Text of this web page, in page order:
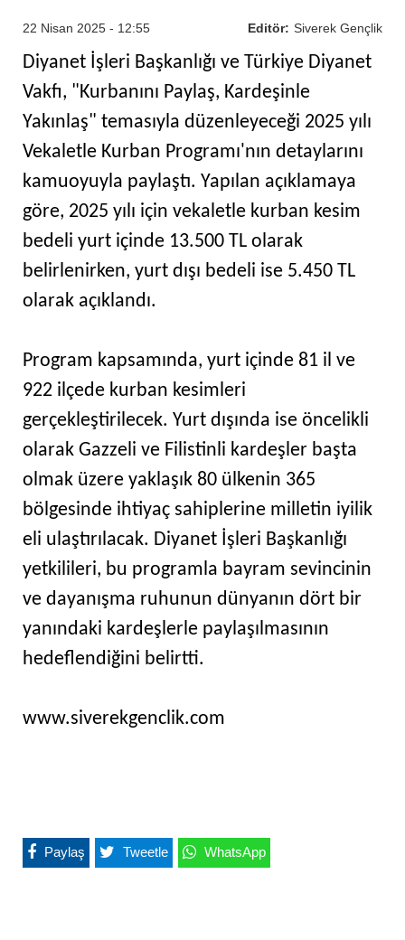
Editör: Siverek Gençlik
22 Nisan 2025 - 12:55
Diyanet İşleri Başkanlığı ve Türkiye Diyanet
Vakfı, "Kurbanını Paylaş, Kardeşinle
Yakınlaş" temasıyla düzenleyeceği 2025 yılı
Vekaletle Kurban Programı'nın detaylarını
kamuoyuyla paylaştı. Yapılan açıklamaya
göre, 2025 yılı için vekaletle kurban kesim
bedeli yurt içinde 13.500 TL olarak
belirlenirken, yurt dışı bedeli ise 5.450 TL
olarak açıklandı.
Program kapsamında, yurt içinde 81 il ve
922 ilçede kurban kesimleri
gerçekleştirilecek. Yurt dışında ise öncelikli
olarak Gazzeli ve Filistinli kardeşler başta
olmak üzere yaklaşık 80 ülkenin 365
bölgesinde ihtiyaç sahiplerine milletin iyilik
eli ulaştırılacak. Diyanet İşleri Başkanlığı
yetkilileri, bu programla bayram sevincinin
ve dayanışma ruhunun dünyanın dört bir
yanındaki kardeşlerle paylaşılmasının
hedeflendiğini belirtti.
www.siverekgenclik.com
Paylaş Tweetle WhatsApp